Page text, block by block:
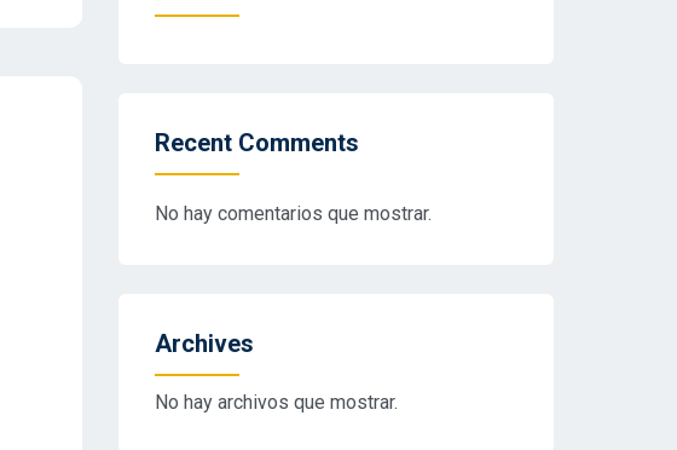
Recent Comments
No hay comentarios que mostrar.
Archives
No hay archivos que mostrar.